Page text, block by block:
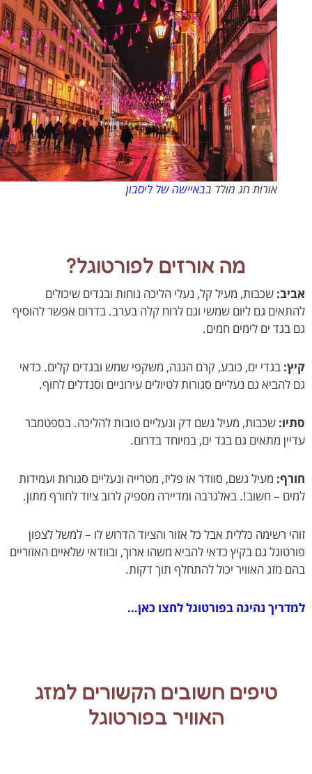
אורות חג מולד בבאיישה של ליסבון
מה אורזים לפורטוגל?
שכבות, מעיל קל, נעלי הליכה נוחות ובגדים שיכולים
גם ליום שמשי וגם לרוח קלה בערב. בדרום אפשר להוסיף
ים לימים חמים.
בגדי ים, כובע, קרם הגנה, משקפי שמש ובגדים קלים. כדאי
גם נעליים סגורות לטיולים עירוניים וסנדלים לחוף.
שכבות, מעיל גשם דק ונעליים טובות להליכה. בספטמבר
מתאים גם בגד ים, במיוחד בדרום.
מעיל גשם, סוודר או פליז, מטרייה ונעליים סגורות ועמידות
– חשוב!. באלגרבה ומדיירה מספיק לרוב ציוד לחורף מתון.
רשימה כללית אבל כל אזור והציוד הדרוש לו – למשל לצפון
גם בקיץ כדאי להביא משהו ארוך, ובוודאי שלאיים האזוריים
מזג האוויר יכול להתחלף תוך דקות.
נהיגה בפורטוגל לחצו כאן…
טיפים חשובים הקשורים למזג
האוויר בפורטוגל